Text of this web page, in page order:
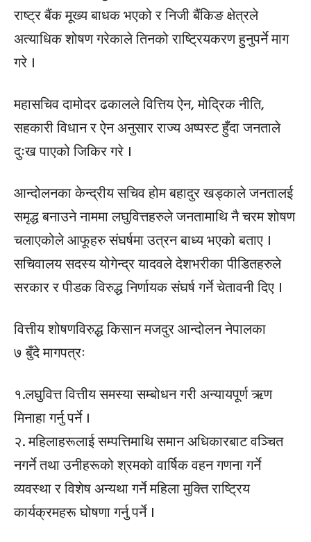
राष्ट्र बैंक मूख्य बाधक भएको र निजी बैंकिङ क्षेत्रले
अत्याधिक शोषण गरेकाले तिनको राष्ट्रियकरण हुनुपर्ने माग
गरे ।
महासचिव दामोदर ढकालले वित्तिय ऐन, मोद्रिक नीति,
सहकारी विधान र ऐन अनुसार राज्य अष्पस्ट हुँदा जनताले
दुःख पाएको जिकिर गरे ।
आन्दोलनका केन्द्रीय सचिव होम बहादुर खड्काले जनतालई
समृद्ध बनाउने नाममा लघुवित्तहरुले जनतामाथि नै चरम शोषण
चलाएकोले आफूहरु संघर्षमा उत्रन बाध्य भएको बताए ।
सचिवालय सदस्य योगेन्द्र यादवले देशभरीका पीडितहरुले
सरकार र पीडक विरुद्ध निर्णायक संघर्ष गर्ने चेतावनी दिए ।
वित्तीय शोषणविरुद्ध किसान मजदुर आन्दोलन नेपालका
७ बुँदे मागपत्रः
१.लघुवित्त वित्तीय समस्या सम्बोधन गरी अन्यायपूर्ण ऋण
मिनाहा गर्नु पर्ने ।
२. महिलाहरूलाई सम्पत्तिमाथि समान अधिकारबाट वञ्चित
नगर्ने तथा उनीहरूको श्रमको वार्षिक वहन गणना गर्ने
व्यवस्था र विशेष अन्यथा गर्ने महिला मुक्ति राष्ट्रिय
कार्यक्रमहरू घोषणा गर्नु पर्ने ।